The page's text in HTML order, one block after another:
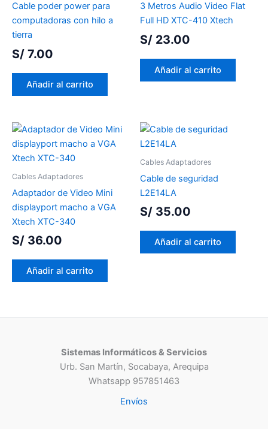
Cable poder power para
computadoras con hilo a
tierra
S/ 7.00
Añadir al carrito
3 Metros Audio Video Flat
Full HD XTC-410 Xtech
S/ 23.00
Añadir al carrito
Cables Adaptadores
Adaptador de Video Mini
displayport macho a VGA
Xtech XTC-340
S/ 36.00
Añadir al carrito
Cables Adaptadores
Cable de seguridad
L2E14LA
S/ 35.00
Añadir al carrito
Sistemas Informáticos & Servicios
Urb. San Martín, Socabaya, Arequipa
Whatsapp 957851463
Envíos